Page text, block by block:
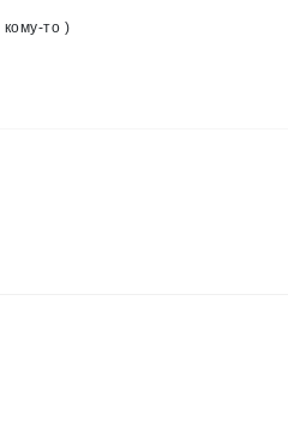
то )